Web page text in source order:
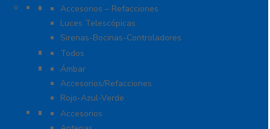
Accesorios para Motocicleta
Accesorios – Refacciones
Luces Telescópicas
Sirenas-Bocinas-Controladores
Barras para Interior
Todos
Estrobos/Giratorias
Ámbar
Accesorios/Refacciones
Rojo-Azul-Verde
IoT, GPS y Telemática
Accesorios